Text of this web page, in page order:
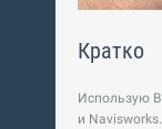
Кратко
Использую
и